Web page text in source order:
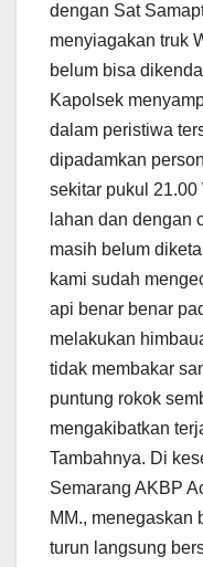
dengan Sat
menyiagakan truk
belum bisa
Kapolsek
dalam peristiwa
dipadamkan
sekitar pukul
lahan dan dengan
masih belum
kami sudah
api benar benar
melakukan
tidak membakar
puntung rokok
mengakibatkan
Tambahnya. Di
Semarang AKBP
MM., menegaskan
turun langsung